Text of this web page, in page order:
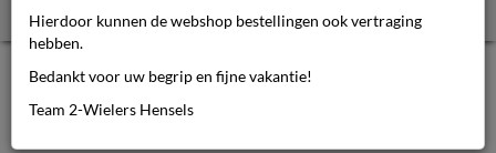
Sturmey archer SA achteras ABC
HSA370
Hierdoor kunnen de webshop bestellingen ook vertraging
hebben.
Bedankt voor uw begrip en fijne vakantie!
Team 2-Wielers Hensels